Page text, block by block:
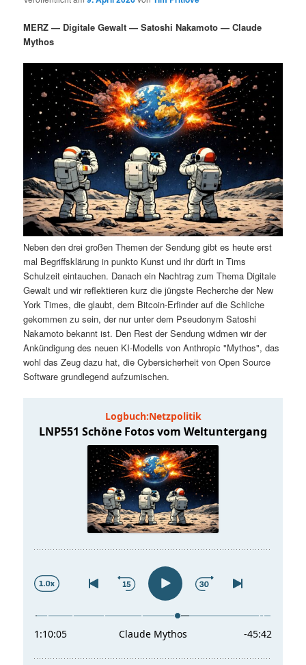
m
r
n
I
n
h
a
l
t
s
p
n
u
d
r
e
n
I
n
h
a
l
t
g
e
n
n
a
MERZ — Digitale Gewalt — Satoshi Nakamoto — Claude
Mythos
Neben den drei großen Themen der Sendung gibt es heute erst
mal Begriffsklärung in punkto Kunst und ihr dürft in Tims
Schulzeit eintauchen. Danach ein Nachtrag zum Thema Digitale
Gewalt und wir reflektieren kurz die jüngste Recherche der New
York Times, die glaubt, dem Bitcoin-Erfinder auf die Schliche
gekommen zu sein, der nur unter dem Pseudonym Satoshi
Nakamoto bekannt ist. Den Rest der Sendung widmen wir der
Ankündigung des neuen KI-Modells von Anthropic "Mythos", das
wohl das Zeug dazu hat, die Cybersicherheit von Open Source
Software grundlegend aufzumischen.